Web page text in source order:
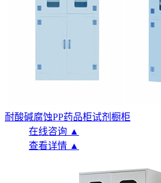
耐酸碱腐蚀PP药品柜试剂橱柜
在线咨询 ▲
查看详情 ▲